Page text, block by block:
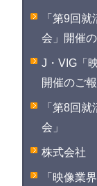
「第9回
会」開催
J・VIG「
開催のご
「第8回
会」
株式会社
「映像業